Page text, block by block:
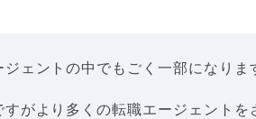
ェントの中でもごく一部になりま
がより多くの転職エージェントを